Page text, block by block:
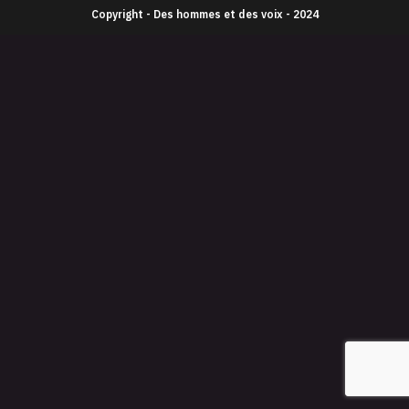
Copyright - Des hommes et des voix - 2024